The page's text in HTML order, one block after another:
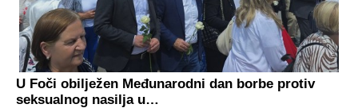
U Foči obilježen Međunarodni dan borbe protiv
seksualnog nasilja u…